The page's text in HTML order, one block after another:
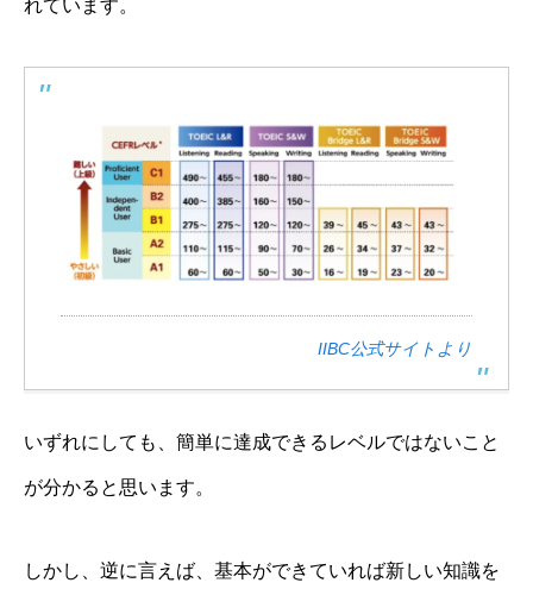
れています。
IIBC公式サイトより
いずれにしても、簡単に達成できるレベルではないこと
が分かると思います。
しかし、逆に言えば、 基本ができていれば新しい知識を